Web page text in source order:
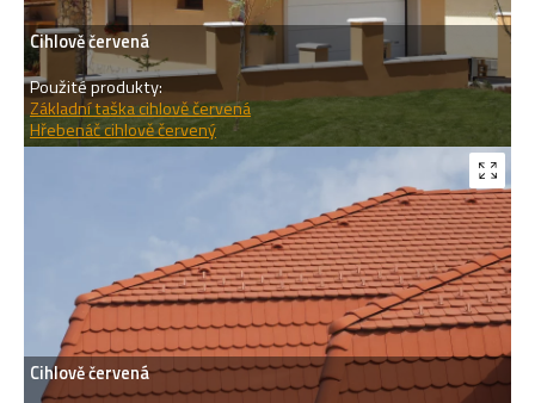
Cihlově červená
Použité produkty:
Základní taška cihlově červená
Hřebenáč cihlově červený
Cihlově červená